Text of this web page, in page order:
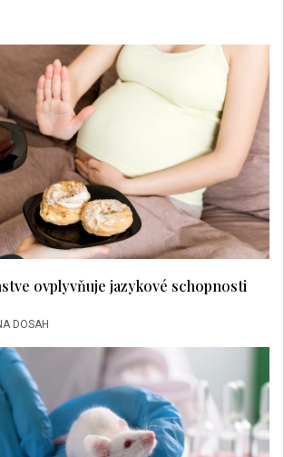
ovplyvňuje jazykové schopnosti
DOSAH